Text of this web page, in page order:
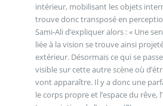
intérieur, mobilisant les objets
trouve donc transposé en
Sami-Ali d’expliquer alors : « Une
liée à la vision se trouve ainsi
extérieur. Désormais ce qui se
visible sur cette autre scène où
vont apparaître. Il y a donc une
le corps propre et l’espace du rêve,